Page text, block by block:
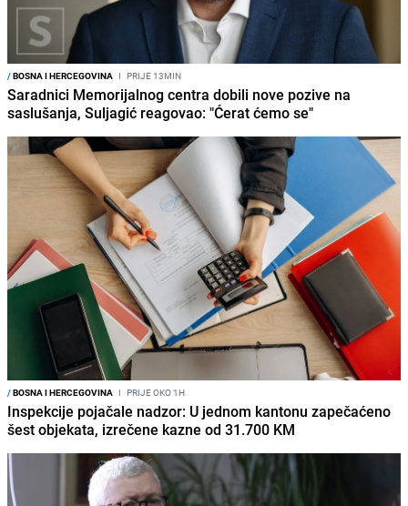
/BOSNA I HERCEGOVINA I PRIJE 13MIN
Saradnici Memorijalnog centra dobili nove pozive na
saslušanja, Suljagić reagovao: "Ćerat ćemo se"
/BOSNA I HERCEGOVINA I PRIJE OKO 1H
Inspekcije pojačale nadzor: U jednom kantonu zapečaćeno
šest objekata, izrečene kazne od 31.700 KM